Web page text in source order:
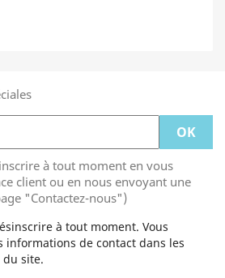
à tout moment en vous
client ou en nous envoyant une
"Contactez-nous")
à tout moment. Vous
informations de contact dans les
site.